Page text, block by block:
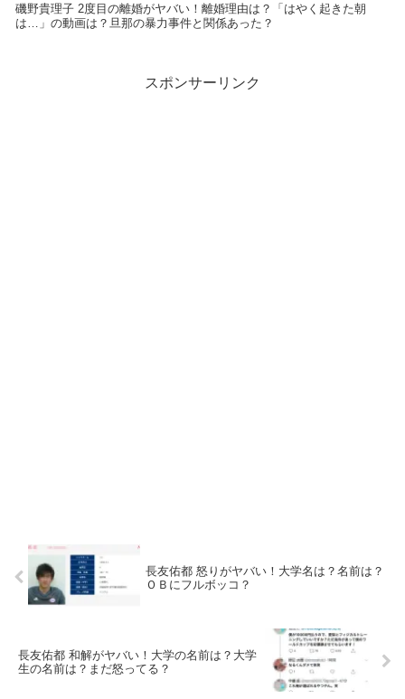
磯野貴理子 2度目の離婚がヤバい！離婚理由は？「はやく起きた朝
は…」の動画は？旦那の暴力事件と関係あった？
スポンサーリンク
長友佑都 怒りがヤバい！大学名は？名前は？
ＯＢにフルボッコ？
長友佑都 和解がヤバい！大学の名前は？大学
生の名前は？まだ怒ってる？